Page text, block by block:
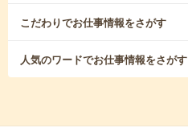
こだわりでお仕事情報をさがす
人気のワードでお仕事情報をさがす